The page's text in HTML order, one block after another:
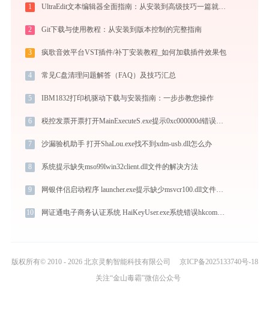
1 UltraEdit文本编辑器全面指南：从安装到高级技巧一篇就够（附快捷键大全）
2 Git下载与使用教程：从安装到版本控制的完整指南
3 疯歌音效平台VST插件/补丁安装教程_如何加载插件效果包
4 常见C盘清理问题解答（FAQ）及技巧汇总
5 IBM1832打印机驱动下载与安装指南：一步步教您操作
6 税控发票开票打开MainExecuteS.exe提示0xc000000d错误码怎么办
7 沙漏验机助手 打开ShaLou.exe找不到xdm-usb.dll怎么办
8 系统提示缺失mso99lwin32client.dll文件的解决方法
9 网银伴侣启动程序 launcher.exe提示缺少msvcr100.dll文件的解决办法
10 网证通电子商务认证系统 HaiKeyUser.exe系统错误hkcommand.dll丢失如何解决
版权所有© 2010 - 2026 北京灵豹智能科技有限公司
京ICP备2025133740号-18
关注“金山毒霸”微信公众号